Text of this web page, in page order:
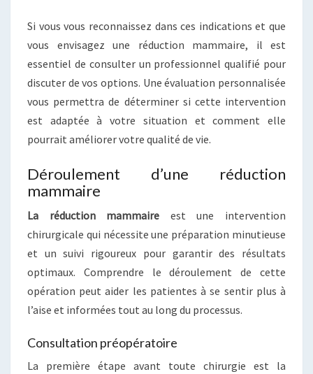
Si vous vous reconnaissez dans ces indications et que
vous envisagez une réduction mammaire, il est
essentiel de consulter un professionnel qualifié pour
discuter de vos options. Une évaluation personnalisée
vous permettra de déterminer si cette intervention
est adaptée à votre situation et comment elle
pourrait améliorer votre qualité de vie.
Déroulement d’une réduction
mammaire
La réduction mammaire est une intervention
chirurgicale qui nécessite une préparation minutieuse
et un suivi rigoureux pour garantir des résultats
optimaux. Comprendre le déroulement de cette
opération peut aider les patientes à se sentir plus à
l’aise et informées tout au long du processus.
Consultation préopératoire
La première étape avant toute chirurgie est la